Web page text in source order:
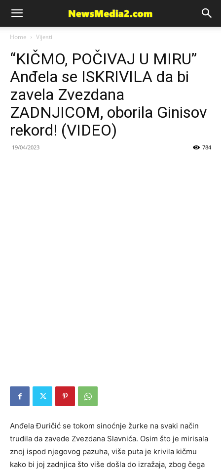
News
Media
Home Vijesti
“KIČMO, POČIVAJ U MIRU”
Anđela se ISKRIVILA da bi
zavela Zvezdana
ZADNJICOM, oborila Ginisov
rekord! (VIDEO)
19/04/2023 784
Anđela Đuričić se tokom sinoćnje žurke na svaki način
trudila da zavede Zvezdana Slavnića. Osim što je mirisala
znoj ispod njegovog pazuha, više puta je krivila kičmu
kako bi joj zadnjica što više došla do izražaja, zbog čega